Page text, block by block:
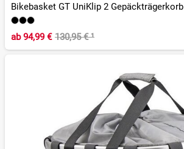
Bikebasket GT UniKlip 2 Gepäckträgerkorb
ab94,99 € 130,95 €¹